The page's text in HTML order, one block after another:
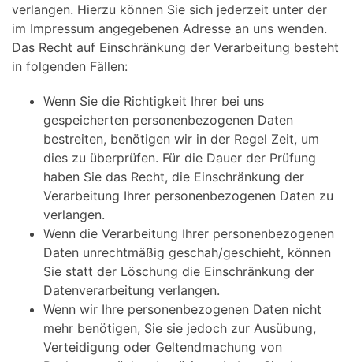
verlangen. Hierzu können Sie sich jederzeit unter der
im Impressum angegebenen Adresse an uns wenden.
Das Recht auf Einschränkung der Verarbeitung besteht
in folgenden Fällen:
Wenn Sie die Richtigkeit Ihrer bei uns
gespeicherten personenbezogenen Daten
bestreiten, benötigen wir in der Regel Zeit, um
dies zu überprüfen. Für die Dauer der Prüfung
haben Sie das Recht, die Einschränkung der
Verarbeitung Ihrer personenbezogenen Daten zu
verlangen.
Wenn die Verarbeitung Ihrer personenbezogenen
Daten unrechtmäßig geschah/geschieht, können
Sie statt der Löschung die Einschränkung der
Datenverarbeitung verlangen.
Wenn wir Ihre personenbezogenen Daten nicht
mehr benötigen, Sie sie jedoch zur Ausübung,
Verteidigung oder Geltendmachung von